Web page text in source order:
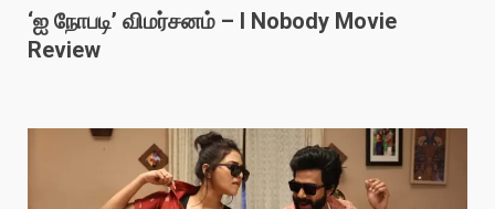
‘ஐ நோபடி’ விமர்சனம் – I Nobody Movie
Review